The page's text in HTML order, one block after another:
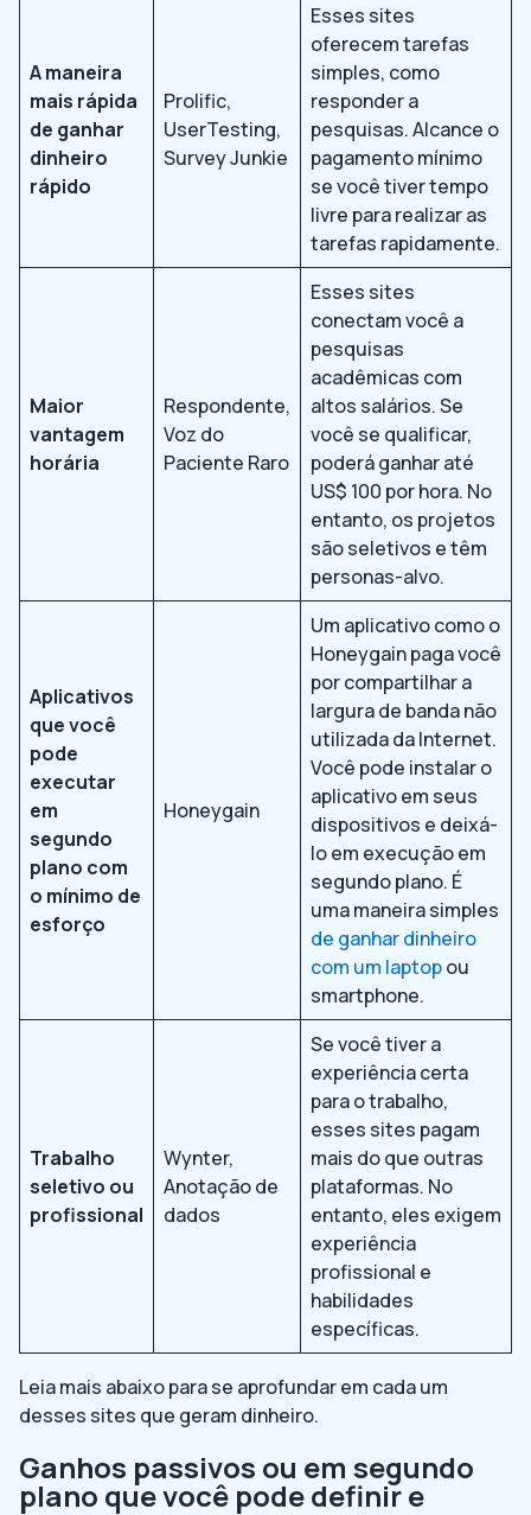
A maneira
mais rápida
de ganhar
dinheiro
rápido
Prolific,
UserTesting,
Survey Junkie
Esses sites
oferecem tarefas
simples, como
responder a
pesquisas. Alcance o
pagamento mínimo
se você tiver tempo
livre para realizar as
tarefas rapidamente.
Maior
vantagem
horária
Respondente,
Voz do
Paciente Raro
Esses sites
conectam você a
pesquisas
acadêmicas com
altos salários. Se
você se qualificar,
poderá ganhar até
US$ 100 por hora. No
entanto, os projetos
são seletivos e têm
personas-alvo.
Aplicativos
que você
pode
executar
em
segundo
plano com
o mínimo de
esforço
Honeygain
Um aplicativo como o
Honeygain paga você
por compartilhar a
largura de banda não
utilizada da Internet.
Você pode instalar o
aplicativo em seus
dispositivos e deixá-
lo em execução em
segundo plano. É
uma maneira simples
de ganhar dinheiro
com um laptopou
smartphone.
Trabalho
seletivo ou
profissional
Wynter,
Anotação de
dados
Se você tiver a
experiência certa
para o trabalho,
esses sites pagam
mais do que outras
plataformas. No
entanto, eles exigem
experiência
profissional e
habilidades
específicas.
Leia mais abaixo para se aprofundar em cada um
desses sites que geram dinheiro.
Ganhos passivos ou em segundo
plano que você pode definir e